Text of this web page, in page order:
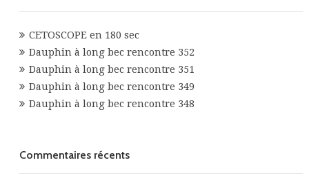
CETOSCOPE en 180 sec
Dauphin à long bec rencontre 352
Dauphin à long bec rencontre 351
Dauphin à long bec rencontre 349
Dauphin à long bec rencontre 348
Commentaires récents